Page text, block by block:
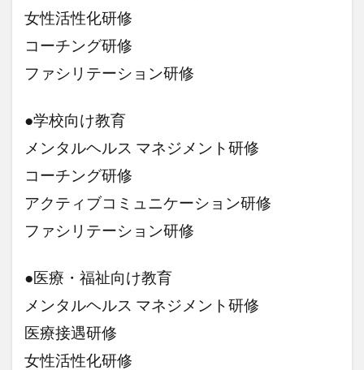
女性活性化研修
コーチング研修
ファシリテーション研修
●学校向け教育
メンタルヘルス マネジメント研修
コーチング研修
アクティブコミュニケーション研修
ファシリテーション研修
●医療・福祉向け教育
メンタルヘルス マネジメント研修
医療接遇研修
女性活性化研修